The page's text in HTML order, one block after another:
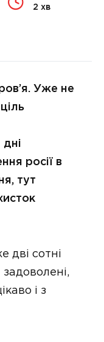
2 хв
Уже не
росії в
тут
дві сотні
і з